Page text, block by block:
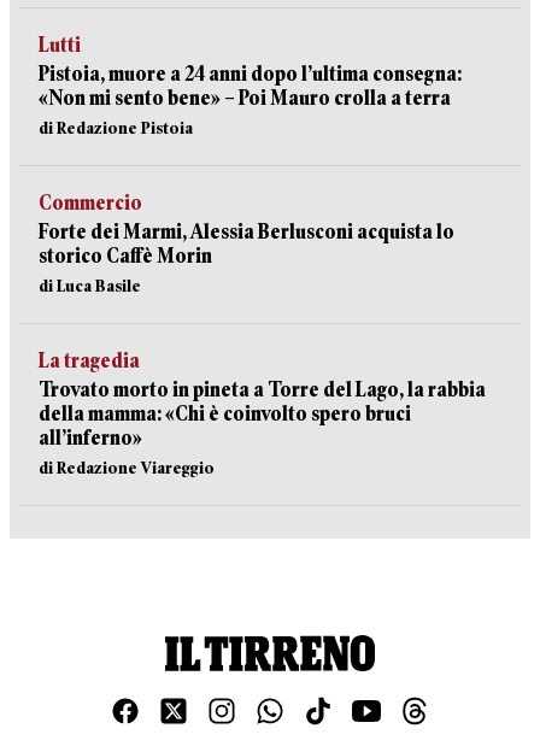
Lutti
Pistoia, muore a 24 anni dopo l’ultima consegna:
«Non mi sento bene» – Poi Mauro crolla a terra
di Redazione Pistoia
Commercio
Forte dei Marmi, Alessia Berlusconi acquista lo
storico Caffè Morin
di Luca Basile
La tragedia
Trovato morto in pineta a Torre del Lago, la rabbia
della mamma: «Chi è coinvolto spero bruci
all’inferno»
di Redazione Viareggio